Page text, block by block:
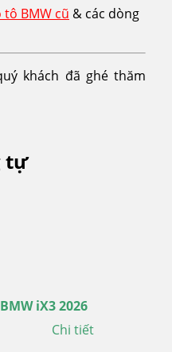
tô BMW cũ & các dòng
khách đã ghé thăm
tự
BMW iX3 2026
Chi tiết